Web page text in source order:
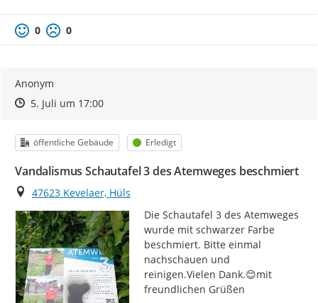
0 0
Anonym
Zeitpunkt des Erstellens
Zeitpunkt des Erstellens
5. Juli um 17:00Zur Äußerung
Kategorie
öffentliche Gebäude Status
Erledigt
Vandalismus Schautafel 3 des Atemweges beschmiert
Ort
47623 Kevelaer, Hüls
Die Schautafel 3 des Atemweges
wurde mit schwarzer Farbe
beschmiert. Bitte einmal
nachschauen und
reinigen.Vielen Dank.😊mit
freundlichen Grüßen